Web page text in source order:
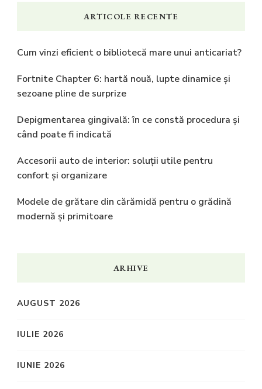
ARTICOLE RECENTE
Cum vinzi eficient o bibliotecă mare unui anticariat?
Fortnite Chapter 6: hartă nouă, lupte dinamice și
sezoane pline de surprize
Depigmentarea gingivală: în ce constă procedura și
când poate fi indicată
Accesorii auto de interior: soluții utile pentru
confort și organizare
Modele de grătare din cărămidă pentru o grădină
modernă și primitoare
ARHIVE
AUGUST 2026
IULIE 2026
IUNIE 2026